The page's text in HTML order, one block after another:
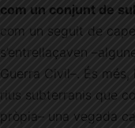
com un conjunt de
com un seguit de
s’entrellaçaven
Guerra Civil–. És
rius subterranis que
pròpia– una vegada